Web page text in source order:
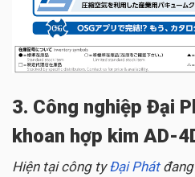
3. Công nghiệp Đại
khoan hợp kim AD-
Hiện tại công tyĐại Phátđang